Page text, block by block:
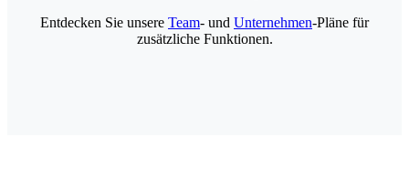
Entdecken Sie unsere Team- und Unternehmen-Pläne für
zusätzliche Funktionen.